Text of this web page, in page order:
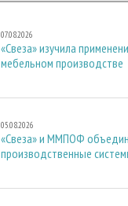
07.08.2026
«Свеза» изучила
мебельном производстве
05.08.2026
«Свеза» и ММПОФ
производственные